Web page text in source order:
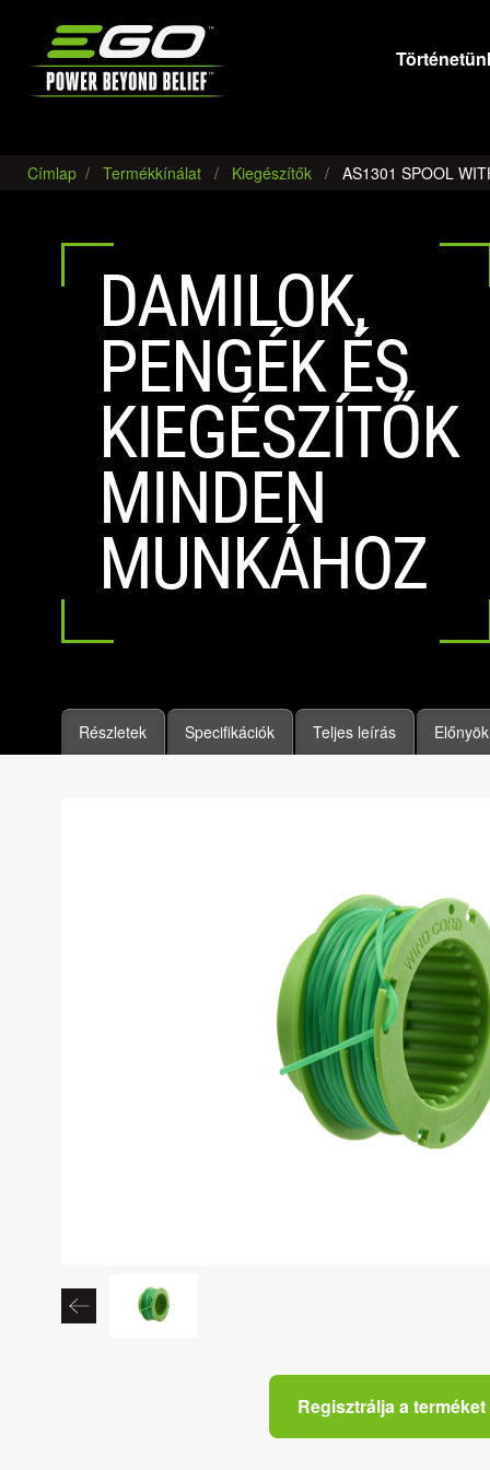
Címlap Termékkínálat Kiegészítők AS1301 SPOOL
DAMILOK,
PENGÉK ÉS
KIEGÉSZÍTŐK
MINDEN
MUNKÁHOZ
Részletek Specifikációk Teljes leírás Előnyök
Regisztrálja a terméket